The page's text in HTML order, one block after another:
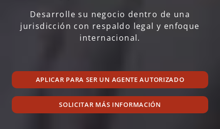
Desarrolle su negocio dentro de una
jurisdicción con respaldo legal y enfoque
internacional.
APLICAR PARA SER UN AGENTE AUTORIZADO
SOLICITAR MÁS INFORMACIÓN